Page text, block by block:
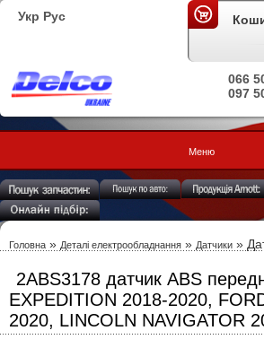
Укр Рус
066
097
Меню
Головна » Деталі електрообладнання » Датчики »
2ABS3178 датчик ABS
EXPEDITION 2018-2020,
2020, LINCOLN NAVIGATOR